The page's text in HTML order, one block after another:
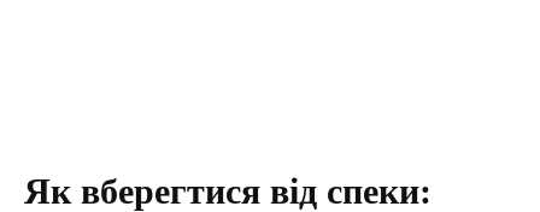
Як вберегтися від спеки: